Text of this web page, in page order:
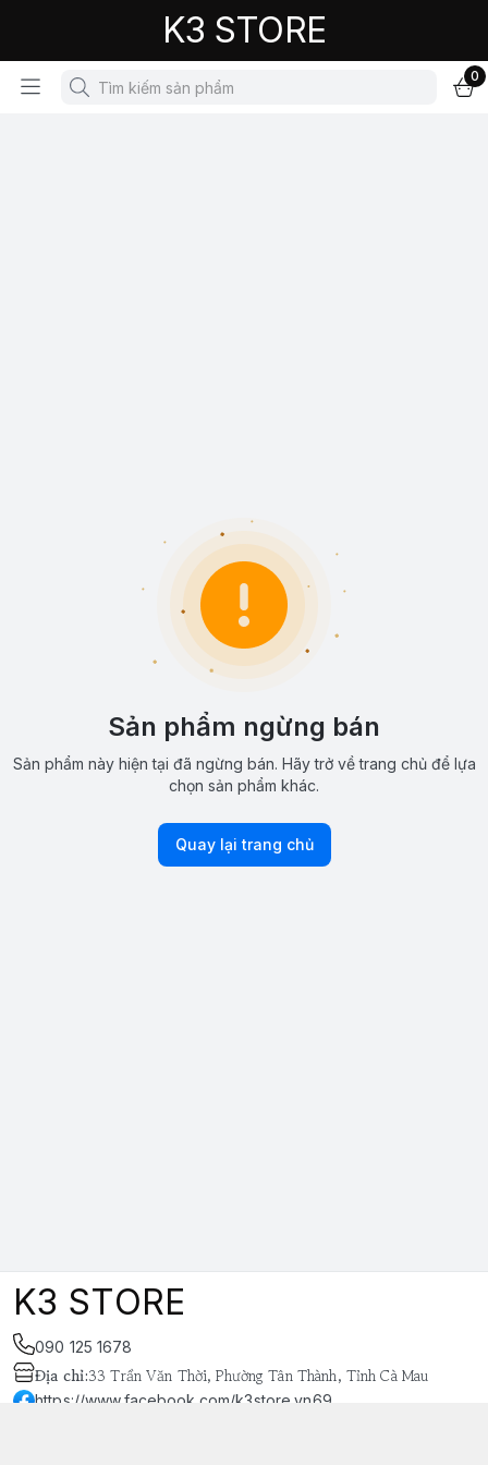
K3 STORE
0
Sản phẩm ngừng bán
Sản phẩm này hiện tại đã ngừng bán. Hãy trở về trang chủ để lựa
chọn sản phẩm khác.
Quay lại trang chủ
K3 STORE
090 125 1678
Địa chỉ:33 Trần Văn Thời, Phường Tân Thành, Tỉnh Cà Mau
https://www.facebook.com/k3store.vn69